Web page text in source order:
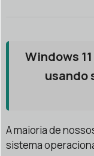
Windows
usando
A maioria de
sistema